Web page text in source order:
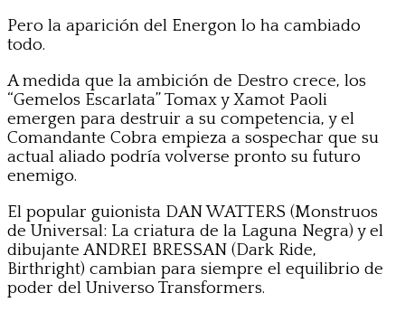
Pero la aparición del Energon lo ha cambiado
todo.
A medida que la ambición de Destro crece, los
“Gemelos Escarlata” Tomax y Xamot Paoli
emergen para destruir a su competencia, y el
Comandante Cobra empieza a sospechar que su
actual aliado podría volverse pronto su futuro
enemigo.
El popular guionista DAN WATTERS (Monstruos
de Universal: La criatura de la Laguna Negra) y el
dibujante ANDREI BRESSAN (Dark Ride,
Birthright) cambian para siempre el equilibrio de
poder del Universo Transformers.